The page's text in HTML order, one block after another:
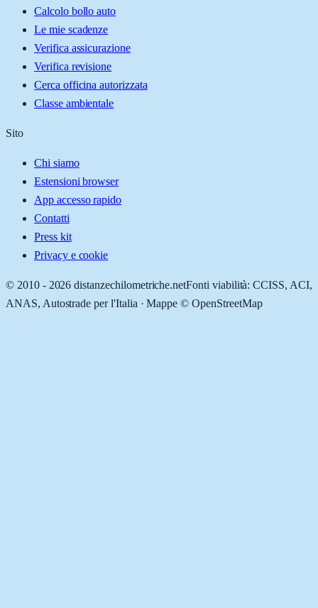
Calcolo bollo auto
Le mie scadenze
Verifica assicurazione
Verifica revisione
Cerca officina autorizzata
Classe ambientale
Sito
Chi siamo
Estensioni browser
App accesso rapido
Contatti
Press kit
Privacy e cookie
© 2010 - 2026 distanzechilometriche.netFonti viabilità: CCISS, ACI,
ANAS, Autostrade per l'Italia · Mappe © OpenStreetMap